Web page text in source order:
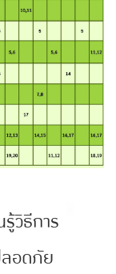
รู้วิธีการ
อดภัย